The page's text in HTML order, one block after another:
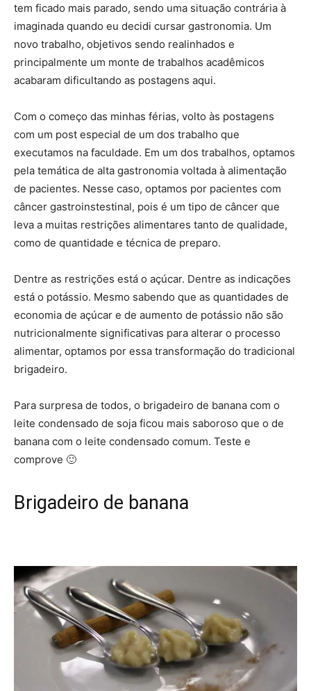
tem ficado mais parado, sendo uma situação contrária à
imaginada quando eu decidi cursar gastronomia. Um
novo trabalho, objetivos sendo realinhados e
principalmente um monte de trabalhos acadêmicos
acabaram dificultando as postagens aqui.
Com o começo das minhas férias, volto às postagens
com um post especial de um dos trabalho que
executamos na faculdade. Em um dos trabalhos, optamos
pela temática de alta gastronomia voltada à alimentação
de pacientes. Nesse caso, optamos por pacientes com
câncer gastroinstestinal, pois é um tipo de câncer que
leva a muitas restrições alimentares tanto de qualidade,
como de quantidade e técnica de preparo.
Dentre as restrições está o açúcar. Dentre as indicações
está o potássio. Mesmo sabendo que as quantidades de
economia de açúcar e de aumento de potássio não são
nutricionalmente significativas para alterar o processo
alimentar, optamos por essa transformação do tradicional
brigadeiro.
Para surpresa de todos, o brigadeiro de banana com o
leite condensado de soja ficou mais saboroso que o de
banana com o leite condensado comum. Teste e
comprove 🙂
Brigadeiro de banana